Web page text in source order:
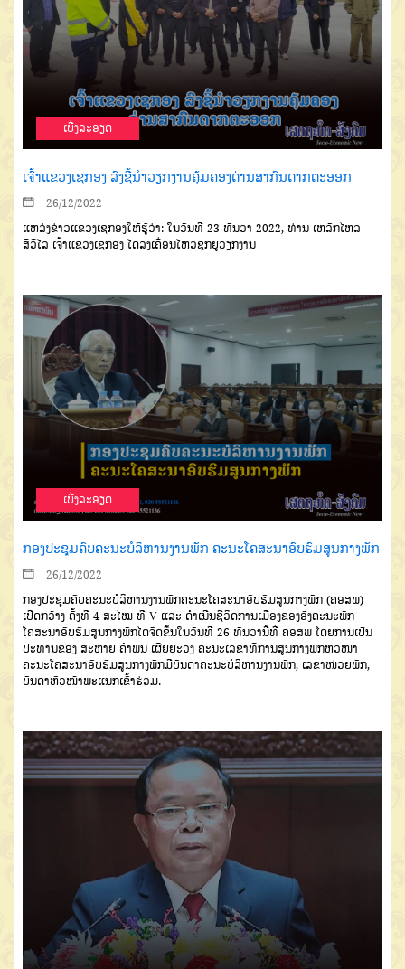
ເບີ່ງລະອຽດ
ເຈົ້າແຂວງເຊກອງ ລົງຊີ້ນໍາວຽກງານຄຸ້ມຄອງດ່ານສາກົນດາກຕະອອກ
26/12/2022
ແຫລ່ງຂ່າວແຂວງເຊກອງໃຫ້ຮູ້ວ່າ: ໃນວັນທີ 23 ທັນວາ 2022, ທ່ານ ເຫລັກໄຫລ
ສີວິໄລ ເຈົ້າແຂວງເຊກອງ ໄດ້ລົງເຄື່ອນໄຫວຊຸກຍູ້ວຽກງານ
ເບີ່ງລະອຽດ
ກອງປະຊຸມຄົບຄະນະບໍລິຫານງານພັກ ຄະນະໂຄສະນາອົບຮົມສູນກາງພັກ
26/12/2022
ກອງປະຊຸມຄົບຄະນະບໍລິຫານງານພັກຄະນະໂຄສະນາອົບຮົມສູນກາງພັກ (ຄອສພ)
ເປີດກວ້າງ ຄັ້ງທີ 4 ສະໄໝ ທີ V ແລະ ດຳເນີນຊີວິດການເມືອງຂອງອົງຄະນະພັກ
ໂຄສະນາອົບຮົມສູນກາງພັກໄດຈັດຂຶ້ນໃນວັນທີ 26 ທັນວານີ້ທີ່ ຄອສພ ໂດຍການເປັນ
ປະທານຂອງ ສະຫາຍ ຄຳພັນ ເຜີຍຍະວົງ ຄະນະເລຂາທິການສູນກາງພັກຫົວໜ້າ
ຄະນະໂຄສະນາອົບຮົມສູນກາງພັກມີບັນດາຄະນະບໍລິຫານງານພັກ, ເລຂາໜ່ວຍພັກ,
ບັນດາຫົວໜ້າພະແນກເຂົ້າຮ່ວມ.​